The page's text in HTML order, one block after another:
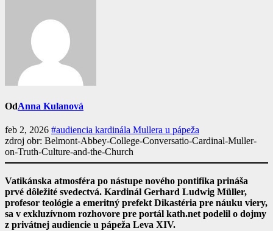
OdAnna Kulanová
feb 2, 2026 #audiencia kardinála Mullera u pápeža
zdroj obr: Belmont-Abbey-College-Conversatio-Cardinal-Muller-
on-Truth-Culture-and-the-Church
Vatikánska atmosféra po nástupe nového pontifika prináša
prvé dôležité svedectvá. Kardinál Gerhard Ludwig Müller,
profesor teológie a emeritný prefekt Dikastéria pre náuku viery,
sa v exkluzívnom rozhovore pre portál kath.net podelil o dojmy
z privátnej audiencie u pápeža Leva XIV.